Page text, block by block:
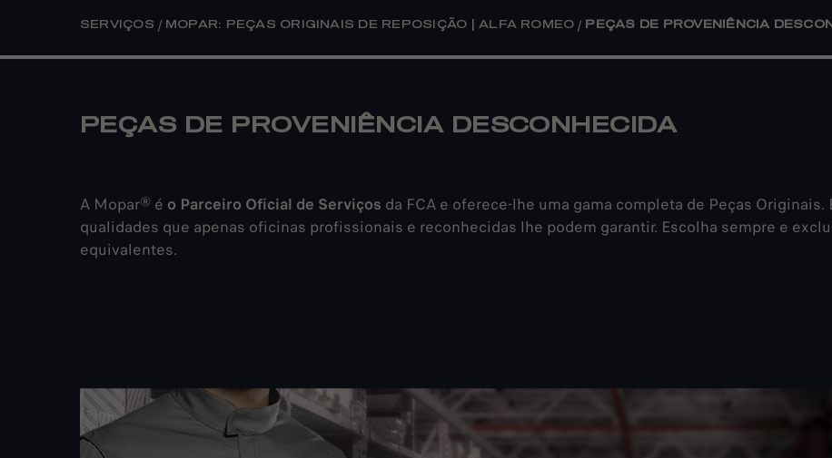
SERVIÇOS / MOPAR: PEÇAS ORIGINAIS DE REPOSIÇÃO | ALFA ROMEO / PEÇAS DE PROVENIÊNCIA
PEÇAS DE PROVENIÊNCIA DESCONHECIDA
A Mopar® é o Parceiro Oficial de Serviços da FCA e oferece-lhe uma gama completa de Peças
qualidades que apenas oficinas profissionais e reconhecidas lhe podem garantir. Escolha sempre e
equivalentes.